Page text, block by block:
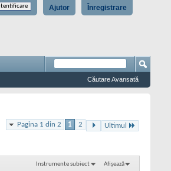
Înregistrare
Ajutor
Căutare Avansată
Pagina 1 din 2 1 2 Ultimul
Instrumente subiect Afișează